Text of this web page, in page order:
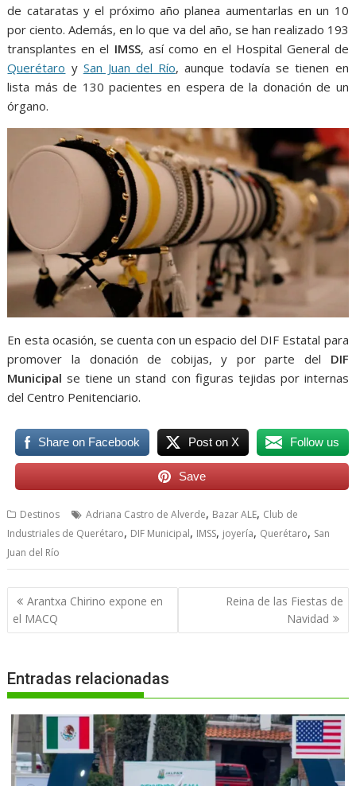
de cataratas y el próximo año planea aumentarlas en un 10
por ciento. Además, en lo que va del año, se han realizado 193
transplantes en el IMSS, así como en el Hospital General de
Querétaro y San Juan del Río, aunque todavía se tienen en
lista más de 130 pacientes en espera de la donación de un
órgano.
En esta ocasión, se cuenta con un espacio del DIF Estatal para
promover la donación de cobijas, y por parte del DIF
Municipal se tiene un stand con figuras tejidas por internas
del Centro Penitenciario.
Share on Facebook Post on X Follow us
Save
Destinos Adriana Castro de Alverde, Bazar ALE, Club de
Industriales de Querétaro, DIF Municipal, IMSS, joyería, Querétaro, San
Juan del Río
Navegación
de
entradas
Arantxa Chirino expone en
el MACQ
Reina de las Fiestas de
Navidad
Entradas relacionadas